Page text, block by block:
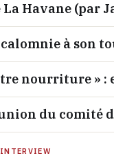
Havane (par
à son
nourriture »
du
INTERVIEW